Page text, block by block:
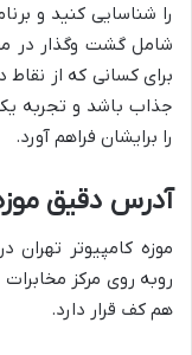
را شناسایی کنید و
شامل گشت وگذار در
برای کسانی که از
جذاب باشد و تجربه
را برایشان فراهم آورد.
آدرس دقیق
موزه کامپیوتر
هم کف قرار دارد.